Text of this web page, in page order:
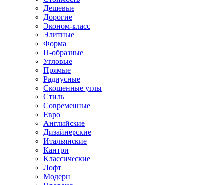
Дешевые
Дорогие
Эконом-класс
Элитные
Форма
П-образные
Угловые
Прямые
Радиусные
Скошенные углы
Стиль
Современные
Евро
Английские
Дизайнерские
Итальянские
Кантри
Классические
Лофт
Модерн